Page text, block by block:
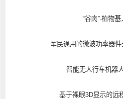
“谷肉”-植物
军民通用的微波功率器
智能无人行车机器
基于裸眼3D显示的远